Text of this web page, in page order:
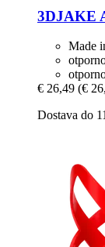
3DJAKE
Made
€ 26,49 (€
Dostava do